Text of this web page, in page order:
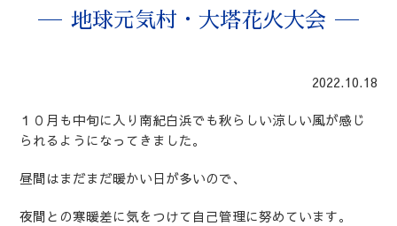
地球元気村・大塔花火大会
2022.10.18
１０月も中旬に入り南紀白浜でも秋らしい涼しい風が感じ
られるようになってきました。
昼間はまだまだ暖かい日が多いので、
夜間との寒暖差に気をつけて自己管理に努めています。